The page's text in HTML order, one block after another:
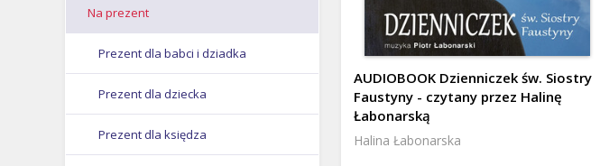
Na prezent
Prezent dla babci i dziadka
Prezent dla dziecka
Prezent dla księdza
AUDIOBOOK Dzienniczek św. Siostry
Faustyny - czytany przez Halinę
Łabonarską
Halina Łabonarska